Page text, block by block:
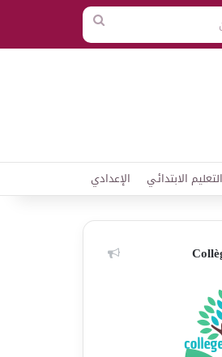
بحث
عن
التعليم الابتدائي الإعدادي